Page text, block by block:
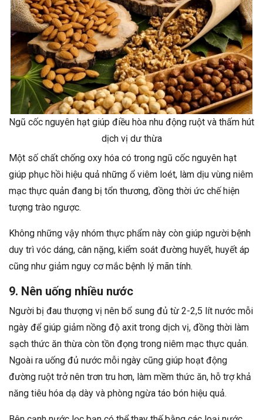
Ngũ cốc nguyên hạt giúp điều hòa nhu động ruột và thấm hút
dịch vị dư thừa
Một số chất chống oxy hóa có trong ngũ cốc nguyên hạt
giúp phục hồi hiệu quả những ổ viêm loét, làm dịu vùng niêm
mạc thực quản đang bị tổn thương, đồng thời ức chế hiện
tượng trào ngược.
Không những vậy nhóm thực phẩm này còn giúp người bệnh
duy trì vóc dáng, cân nặng, kiểm soát đường huyết, huyết áp
cũng như giảm nguy cơ mắc bệnh lý mãn tính.
9. Nên uống nhiều nước
Người bị đau thượng vị nên bổ sung đủ từ 2-2,5 lít nước mỗi
ngày để giúp giảm nồng độ axit trong dịch vị, đồng thời làm
sạch thức ăn thừa còn tồn đọng trong niêm mạc thực quản.
Ngoài ra uống đủ nước mỗi ngày cũng giúp hoạt động
đường ruột trở nên trơn tru hơn, làm mềm thức ăn, hỗ trợ khả
năng tiêu hóa dạ dày và phòng ngừa táo bón hiệu quả.